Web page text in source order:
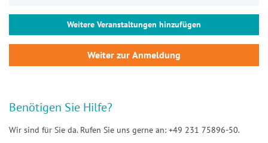
Weitere Veranstaltungen hinzufügen
Benötigen Sie Hilfe?
Wir sind für Sie da. Rufen Sie uns gerne an: +49 231 75896-50.